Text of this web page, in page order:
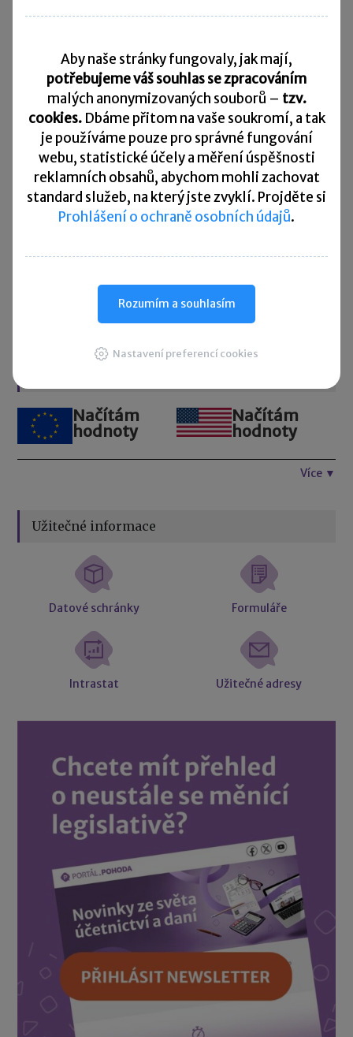
10. 8. 2026
Splatnost daně za červen 2026
20. 8. 2026
Měsíční odvod úhrnu sražených záloh na daň z příjmů
fyzických osob ze závislé činnosti za červenec 2026
20. 8. 2026
Splatnost paušální zálohy
24. 8. 2026
Daňové přiznání a splatnost daně za červenec 2026
Přehled všech termínů ►
Načítám
hodnoty
Načítám
hodnoty
Více ▼
Užitečné informace
Datové schránky Formuláře
Intrastat Užitečné adresy
Aby naše stránky fungovaly, jak mají,
potřebujeme váš souhlas se zpracováním
malých anonymizovaných souborů – tzv.
cookies. Dbáme přitom na vaše soukromí, a tak
je používáme pouze pro správné fungování
webu, statistické účely a měření úspěšnosti
reklamních obsahů, abychom mohli zachovat
standard služeb, na který jste zvyklí. Projděte si
Prohlášení o ochraně osobních údajů.
Rozumím a souhlasím
Nastavení preferencí cookies